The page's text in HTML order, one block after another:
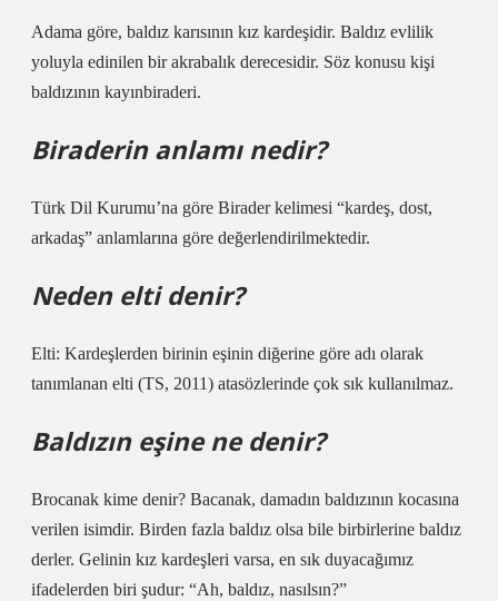
Adama göre, baldız karısının kız kardeşidir. Baldız evlilik
yoluyla edinilen bir akrabalık derecesidir. Söz konusu kişi
baldızının kayınbiraderi.
Biraderin anlamı nedir?
Türk Dil Kurumu’na göre Birader kelimesi “kardeş, dost,
arkadaş” anlamlarına göre değerlendirilmektedir.
Neden elti denir?
Elti: Kardeşlerden birinin eşinin diğerine göre adı olarak
tanımlanan elti (TS, 2011) atasözlerinde çok sık kullanılmaz.
Baldızın eşine ne denir?
Brocanak kime denir? Bacanak, damadın baldızının kocasına
verilen isimdir. Birden fazla baldız olsa bile birbirlerine baldız
derler. Gelinin kız kardeşleri varsa, en sık duyacağımız
ifadelerden biri şudur: “Ah, baldız, nasılsın?”